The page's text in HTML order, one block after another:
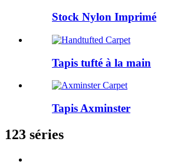
Stock Nylon Imprimé
Tapis tufté à la main
Tapis Axminster
123 séries